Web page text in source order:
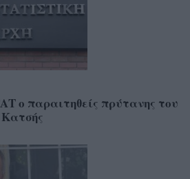
ο παραιτηθείς πρύτανης του